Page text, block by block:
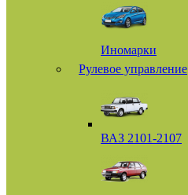
Иномарки
Рулевое управление
ВАЗ 2101-2107